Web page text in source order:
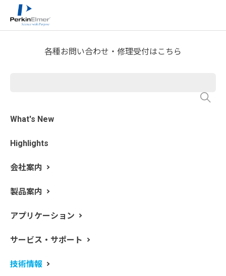
各種お問い合わせ・修理受付はこちら
What's New
Highlights
会社案内
製品案内
アプリケーション
サービス・サポート
技術情報
ホーム
フローインジェクションシス
素化物発生法による各元素の
分析条件について
フローインジェクション-水銀／水素化物発生元素分析シ